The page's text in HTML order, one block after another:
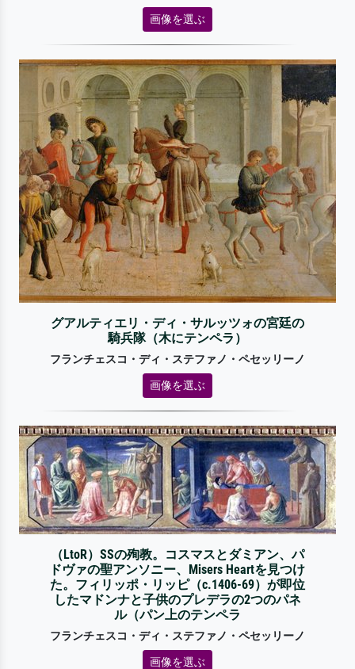
画像を選ぶ
グアルティエリ・ディ・サルッツォの宮廷の
騎兵隊（木にテンペラ）
フランチェスコ・ディ・ステファノ・ペセッリーノ
画像を選ぶ
（LtoR）SSの殉教。コスマスとダミアン、パ
ドヴァの聖アンソニー、Misers Heartを見つけ
た。フィリッポ・リッピ（c.1406-69）が即位
したマドンナと子供のプレデラの2つのパネ
ル（パン上のテンペラ
フランチェスコ・ディ・ステファノ・ペセッリーノ
画像を選ぶ